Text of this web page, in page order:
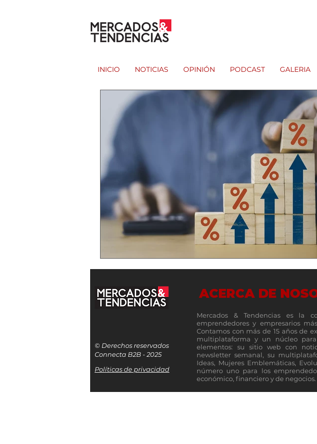
INICIO NOTICIAS OPINIÓN PODCAST GALERIA
© Derechos reservados
Connecta B2B - 2025
Políticas de privacidad
ACERCA DE
Mercados & Tendencias es la
emprendedores y empresarios
Contamos con más de 15 años de
multiplataforma y un núcleo
elementos: su sitio web con
newsletter semanal, su
Ideas, Mujeres Emblemáticas,
número uno para los
económico, financiero y de negocios.